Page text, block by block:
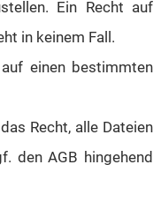
Ein Recht auf
in keinem Fall.
einen bestimmten
Recht, alle Dateien
den AGB hingehend